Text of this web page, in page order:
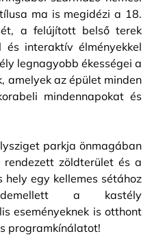
ma is megidézi a 18.
a felújított belső terek
interaktív élményekkel
legnagyobb ékességei a
amelyek az épület minden
mindennapokat és
parkja önmagában
zöldterület és a
hely egy kellemes sétához
a kastély
eseményeknek is otthont
programkínálatot!